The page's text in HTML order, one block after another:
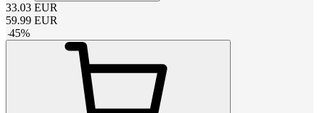
33.03 EUR
59.99 EUR
-45%